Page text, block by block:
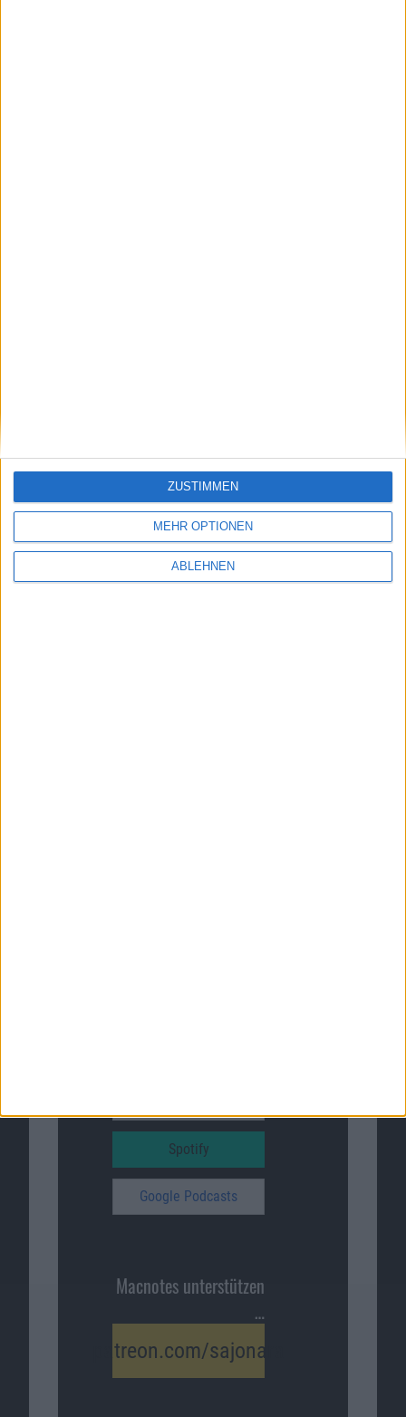
MEHR OPTIONEN
ABLEHNEN
ZUSTIMMEN
Informationen zu Elgato
Spotify
Google Podcasts
Macnotes unterstützen
…
patreon.com/sajonara